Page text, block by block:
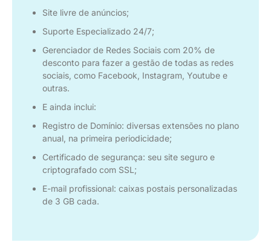
Site livre de anúncios;
Suporte Especializado 24/7;
Gerenciador de Redes Sociais com 20% de
desconto para fazer a gestão de todas as redes
sociais, como Facebook, Instagram, Youtube e
outras.
E ainda inclui:
Registro de Domínio: diversas extensões no plano
anual, na primeira periodicidade;
Certificado de segurança: seu site seguro e
criptografado com SSL;
E-mail profissional: caixas postais personalizadas
de 3 GB cada.